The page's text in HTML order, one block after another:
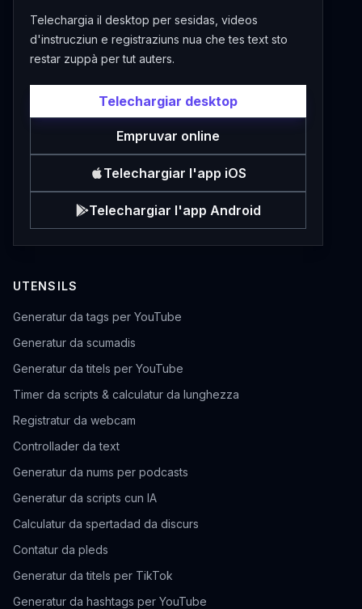
Telechargia il desktop per sesidas, videos
d'instrucziun e registraziuns nua che tes text sto
restar zuppà per tut auters.
Telechargiar desktop
Empruvar online
Telechargiar l'app iOS
Telechargiar l'app Android
UTENSILS
Generatur da tags per YouTube
Generatur da scumadis
Generatur da titels per YouTube
Timer da scripts & calculatur da lunghezza
Registratur da webcam
Controllader da text
Generatur da nums per podcasts
Generatur da scripts cun IA
Calculatur da spertadad da discurs
Contatur da pleds
Generatur da titels per TikTok
Generatur da hashtags per YouTube